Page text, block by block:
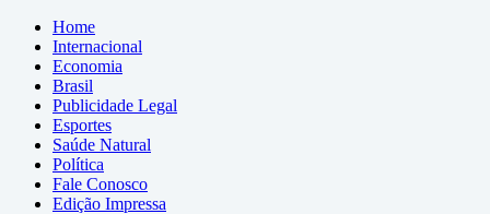
Home
Internacional
Economia
Brasil
Publicidade Legal
Esportes
Saúde Natural
Política
Fale Conosco
Edição Impressa